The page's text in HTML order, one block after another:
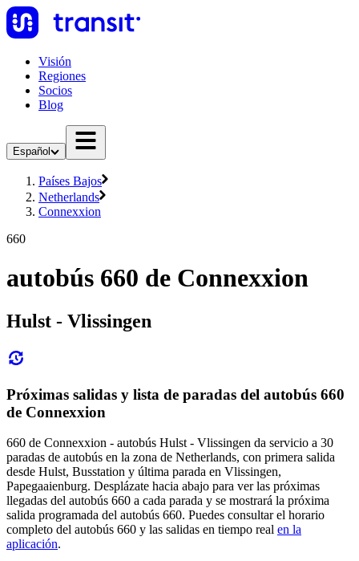
Visión
Regiones
Socios
Blog
Español
Países Bajos
Netherlands
Connexxion
660
autobús 660 de Connexxion
Hulst - Vlissingen
Próximas salidas y lista de paradas del autobús 660
de Connexxion
660 de Connexxion - autobús Hulst - Vlissingen da servicio a 30
paradas de autobús en la zona de Netherlands, con primera salida
desde Hulst, Busstation y última parada en Vlissingen,
Papegaaienburg. Desplázate hacia abajo para ver las próximas
llegadas del autobús 660 a cada parada y se mostrará la próxima
salida programada del autobús 660. Puedes consultar el horario
completo del autobús 660 y las salidas en tiempo real en la
aplicación.